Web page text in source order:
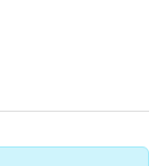
same way a